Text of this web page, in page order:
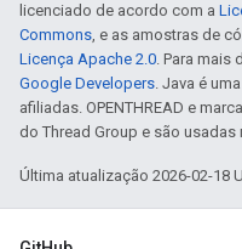
licenciado de acordo com a
Commons, e as amostras de
Licença Apache 2.0. Para mais
Google Developers. Java é
afiliadas. OPENTHREAD e
do Thread Group e são usadas
Última atualização 2026-02-18